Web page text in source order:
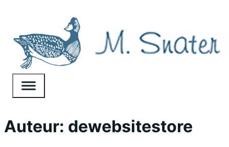
Auteur: dewebsitestore